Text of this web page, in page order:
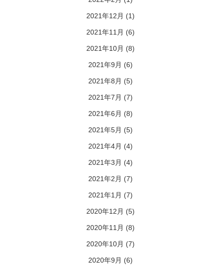
2021年12月 (1)
2021年11月 (6)
2021年10月 (8)
2021年9月 (6)
2021年8月 (5)
2021年7月 (7)
2021年6月 (8)
2021年5月 (5)
2021年4月 (4)
2021年3月 (4)
2021年2月 (7)
2021年1月 (7)
2020年12月 (5)
2020年11月 (8)
2020年10月 (7)
2020年9月 (6)